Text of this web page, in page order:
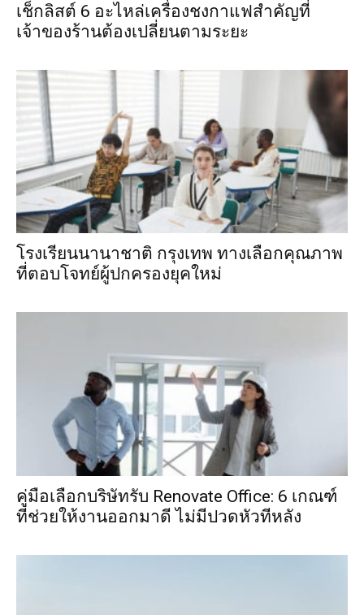
เช็กลิสต์ 6 อะไหล่เครื่องชงกาแฟสำคัญที่
เจ้าของร้านต้องเปลี่ยนตามระยะ
โรงเรียนนานาชาติ กรุงเทพ ทางเลือกคุณภาพ
ที่ตอบโจทย์ผู้ปกครองยุคใหม่
คู่มือเลือกบริษัทรับ Renovate Office: 6 เกณฑ์
ที่ช่วยให้งานออกมาดี ไม่มีปวดหัวทีหลัง